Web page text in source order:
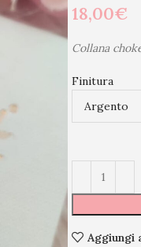
18,00€
Collana
Finitura
Aggiungi